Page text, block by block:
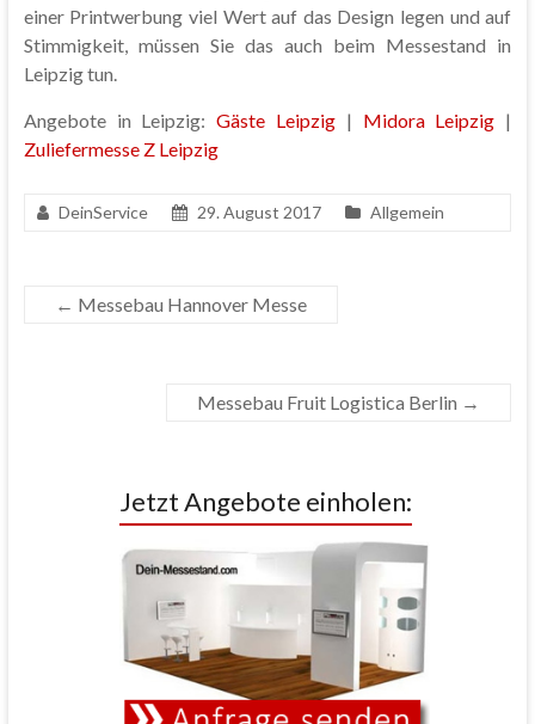
einer Printwerbung viel Wert auf das Design legen und auf
Stimmigkeit, müssen Sie das auch beim Messestand in
Leipzig tun.
Angebote in Leipzig:Gäste Leipzig | Midora Leipzig |
Zuliefermesse Z Leipzig
DeinService 29. August 2017 Allgemein
← Messebau Hannover Messe
Messebau Fruit Logistica Berlin →
Jetzt Angebote einholen: